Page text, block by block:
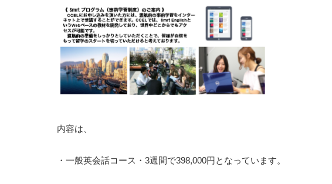
内容は、
・一般英会話コース・3週間で398,000円となっています。